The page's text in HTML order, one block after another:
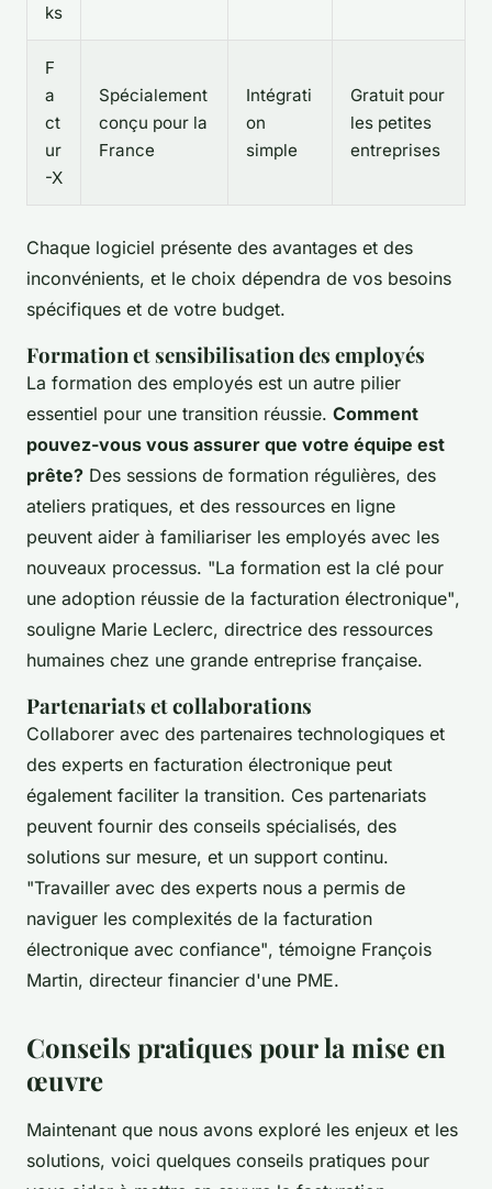
ks
F
a
ct
ur
-X
Spécialement
conçu pour la
France
Intégrati
on
simple
Gratuit pour
les petites
entreprises
Chaque logiciel présente des avantages et des
inconvénients, et le choix dépendra de vos besoins
spécifiques et de votre budget.
Formation et sensibilisation des employés
La formation des employés est un autre pilier
essentiel pour une transition réussie. Comment
pouvez-vous vous assurer que votre équipe est
prête? Des sessions de formation régulières, des
ateliers pratiques, et des ressources en ligne
peuvent aider à familiariser les employés avec les
nouveaux processus. "La formation est la clé pour
une adoption réussie de la facturation électronique",
souligne Marie Leclerc, directrice des ressources
humaines chez une grande entreprise française.
Partenariats et collaborations
Collaborer avec des partenaires technologiques et
des experts en facturation électronique peut
également faciliter la transition. Ces partenariats
peuvent fournir des conseils spécialisés, des
solutions sur mesure, et un support continu.
"Travailler avec des experts nous a permis de
naviguer les complexités de la facturation
électronique avec confiance", témoigne François
Martin, directeur financier d'une PME.
Conseils pratiques pour la mise en
œuvre
Maintenant que nous avons exploré les enjeux et les
solutions, voici quelques conseils pratiques pour